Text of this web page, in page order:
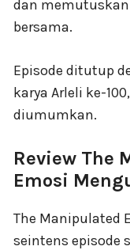
dan
bersama.
Episode ditutup
karya Arleli ke-
diumumkan.
Review The
Emosi
The Manipulated
seintens episode